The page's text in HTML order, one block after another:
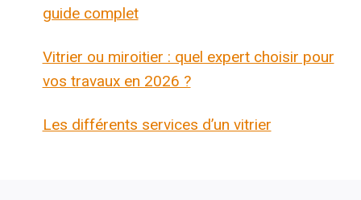
guide complet
Vitrier ou miroitier : quel expert choisir pour
vos travaux en 2026 ?
Les différents services d’un vitrier